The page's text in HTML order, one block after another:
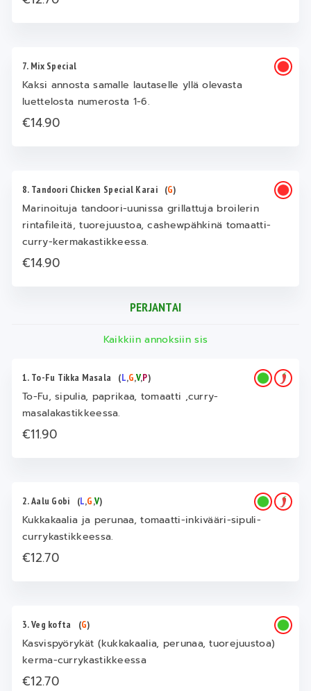
7. Mix Special
Kaksi annosta samalle lautaselle yllä olevasta
luettelosta numerosta 1-6.
€14.90
8. Tandoori Chicken Special Karai (G)
Marinoituja tandoori-uunissa grillattuja broilerin
rintafileitä, tuorejuustoa, cashewpähkinä tomaatti-
curry-kermakastikkeessa.
€14.90
PERJANTAI
Kaikkiin annoksiin sis
1. To-Fu Tikka Masala (L,G,V,P)
To-Fu, sipulia, paprikaa, tomaatti ,curry-
masalakastikkeessa.
€11.90
2. Aalu Gobi (L,G,V)
Kukkakaalia ja perunaa, tomaatti-inkivääri-sipuli-
currykastikkeessa.
€12.70
3. Veg kofta (G)
Kasvispyörykät (kukkakaalia, perunaa, tuorejuustoa)
kerma-currykastikkeessa
€12.70